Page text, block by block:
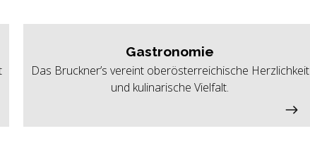
Gastronomie
Das Bruckner’s vereint oberösterreichische Herzlichkeit
und kulinarische Vielfalt.